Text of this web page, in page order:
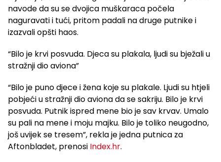
navode da su se dvojica muškaraca počela
naguravati i tući, pritom padali na druge putnike i
izazvali opšti haos.
“Bilo je krvi posvuda. Djeca su plakala, ljudi su bježali u
stražnji dio aviona”
“Bilo je puno djece i žena koje su plakale. Ljudi su htjeli
pobjeći u stražnji dio aviona da se sakriju. Bilo je krvi
posvuda. Putnik ispred mene bio je sav krvav. Umalo
su pali na mene i moju majku. Bilo je toliko neugodno,
još uvijek se tresem”, rekla je jedna putnica za
Aftonbladet, prenosi Index.hr.